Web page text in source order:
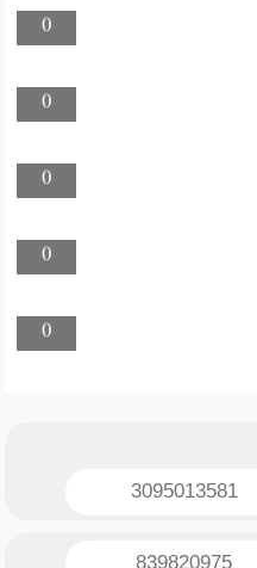
0
0
0
0
0
3095013581
839820975